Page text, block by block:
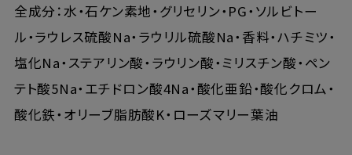
全成分：水・石ケン素地・グリセリン・PG・ソルビトー
ル・ラウレス硫酸Na・ラウリル硫酸Na・香料・ハチミツ・
塩化Na・ステアリン酸・ラウリン酸・ミリスチン酸・ペン
テト酸5Na・エチドロン酸4Na・酸化亜鉛・酸化クロム・
酸化鉄・オリーブ脂肪酸K・ローズマリー葉油